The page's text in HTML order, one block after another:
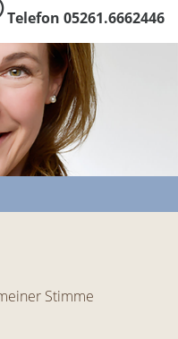
Telefon 05261.6662446
Stimme